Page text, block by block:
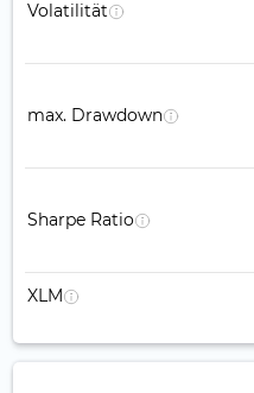
Volatilität
max. Drawdown
Sharpe Ratio
XLM